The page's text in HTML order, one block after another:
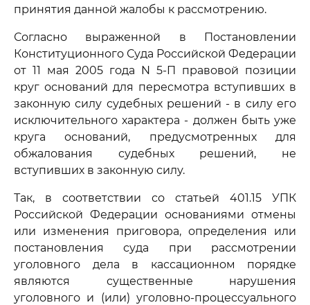
принятия данной жалобы к рассмотрению.
Согласно выраженной в Постановлении
Конституционного Суда Российской Федерации
от 11 мая 2005 года N 5-П правовой позиции
круг оснований для пересмотра вступивших в
законную силу судебных решений - в силу его
исключительного характера - должен быть уже
круга оснований, предусмотренных для
обжалования судебных решений, не
вступивших в законную силу.
Так, в соответствии со статьей 401.15 УПК
Российской Федерации основаниями отмены
или изменения приговора, определения или
постановления суда при рассмотрении
уголовного дела в кассационном порядке
являются существенные нарушения
уголовного и (или) уголовно-процессуального